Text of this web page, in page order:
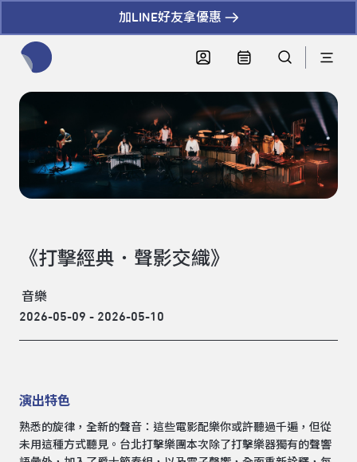
加LINE好友拿優惠
《打擊經典．聲影交織》
音樂
2026-05-09 - 2026-05-10
演出特色
熟悉的旋律，全新的聲音：這些電影配樂你或許聽過千遍，但從
未用這種方式聽見。台北打擊樂團本次除了打擊樂器獨有的聲響